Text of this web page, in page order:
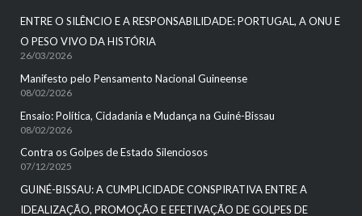
ENTRE O SILÊNCIO E A RESPONSABILIDADE: PORTUGAL, A ONU E
O PESO VIVO DA HISTÓRIA
26/03/2026
Manifesto pelo Pensamento Nacional Guineense
08/02/2026
Ensaio: Política, Cidadania e Mudança na Guiné-Bissau
08/02/2026
Contra os Golpes de Estado Silenciosos
07/12/2025
GUINÉ-BISSAU: A CUMPLICIDADE CONSPIRATIVA ENTRE A
IDEALIZAÇÃO, PROMOÇÃO E EFETIVAÇÃO DE GOLPES DE